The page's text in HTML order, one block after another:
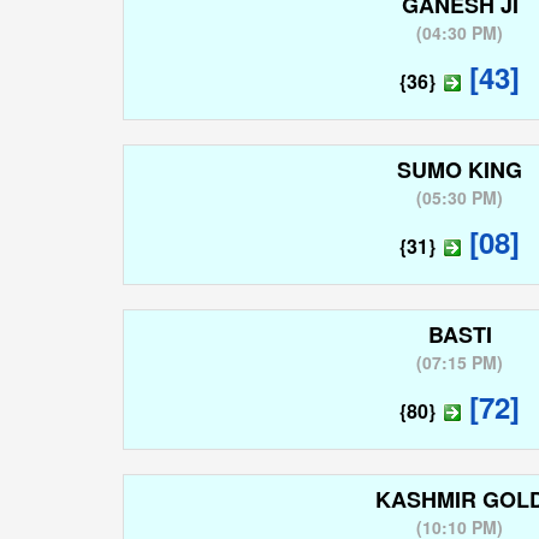
(04:30 PM)
{36} [43]
SUMO KING
(05:30 PM)
{31} [08]
BASTI
(07:15 PM)
{80} [72]
KASHMIR
(10:10 PM)